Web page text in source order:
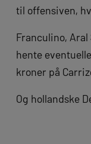
til offensiven,
Franculino,
hente
kroner på
Og hollandske